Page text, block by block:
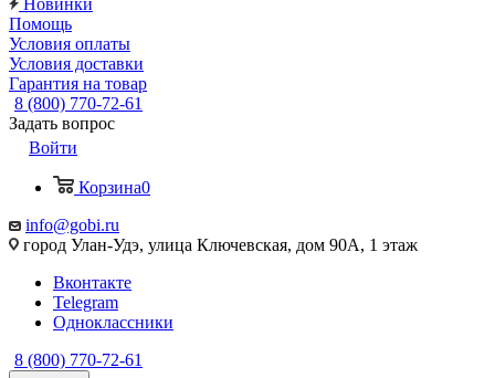
Новинки
Помощь
Условия оплаты
Условия доставки
Гарантия на товар
8 (800) 770-72-61
Задать вопрос
Войти
Корзина0
info@gobi.ru
город Улан-Удэ, улица Ключевская, дом 90А, 1 этаж
Вконтакте
Telegram
Одноклассники
8 (800) 770-72-61